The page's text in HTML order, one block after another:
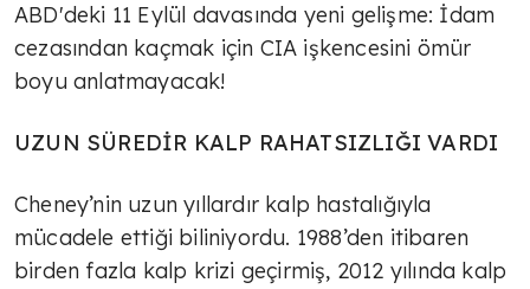
ABD'deki 11 Eylül davasında yeni gelişme: İdam
cezasından kaçmak için CIA işkencesini ömür
boyu anlatmayacak!
UZUN SÜREDİR KALP RAHATSIZLIĞI VARDI
Cheney’nin uzun yıllardır kalp hastalığıyla
mücadele ettiği biliniyordu. 1988’den itibaren
birden fazla kalp krizi geçirmiş, 2012 yılında kalp